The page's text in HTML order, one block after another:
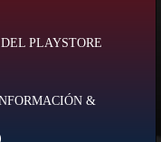
PLAYSTORE
&